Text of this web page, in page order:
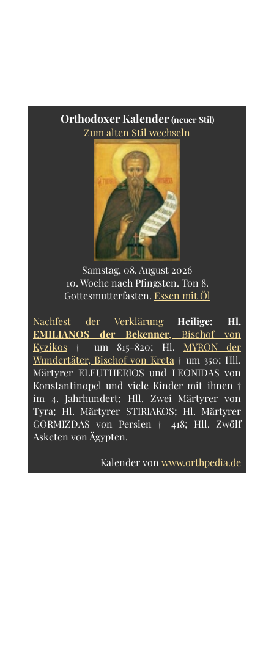
Orthodoxer Kalender(neuer Stil)
Zum alten Stil wechseln
Samstag, 08. August 2026
10. Woche nach Pfingsten. Ton 8.
Gottesmutterfasten. Essen mit Öl
Nachfest der Verklärung
Heilige:
Hl.
EMILIANOS der Bekenner, Bischof von
Kyzikos † um 815-820; Hl. MYRON der
Wundertäter, Bischof von Kreta † um 350; Hll.
Märtyrer ELEUTHERIOS und LEONIDAS von
Konstantinopel und viele Kinder mit ihnen †
im 4. Jahrhundert; Hll. Zwei Märtyrer von
Tyra; Hl. Märtyrer STIRIAKOS; Hl. Märtyrer
GORMIZDAS von Persien † 418; Hll. Zwölf
Asketen von Ägypten.
Kalender von www.orthpedia.de